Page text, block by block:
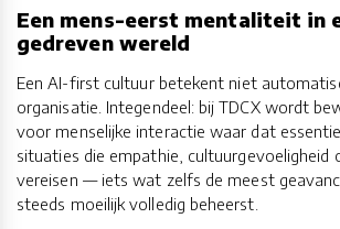
Een mens-eerst mentaliteit in
gedreven wereld
Een AI-first cultuur betekent niet
organisatie. Integendeel: bij TDCX wordt
voor menselijke interactie waar dat
situaties die empathie, cultuurgevoeligheid
vereisen — iets wat zelfs de meest
steeds moeilijk volledig beheerst.